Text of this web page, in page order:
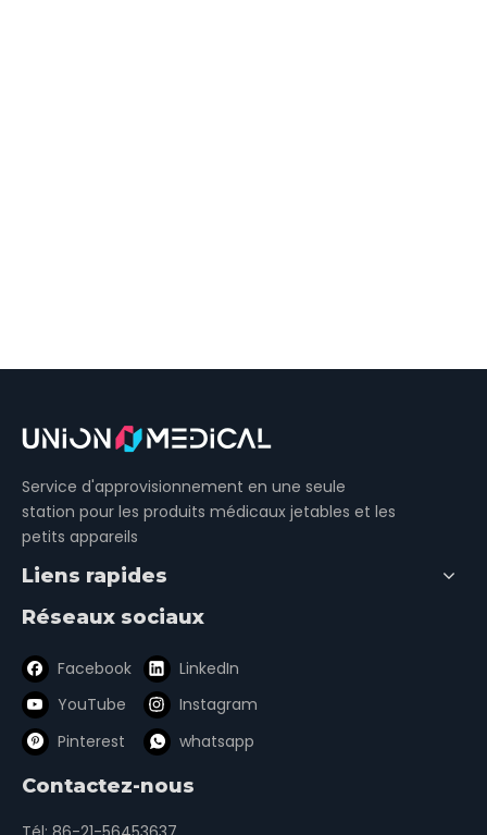
Service d'approvisionnement en une seule
station pour les produits médicaux jetables et les
petits appareils
Liens rapides
Réseaux sociaux
Facebook
LinkedIn
YouTube
Instagram
Pinterest
whatsapp
Contactez-nous